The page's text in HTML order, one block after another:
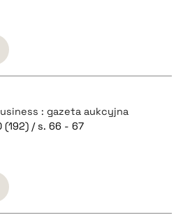
: gazeta aukcyjna
(192) / s. 66 - 67